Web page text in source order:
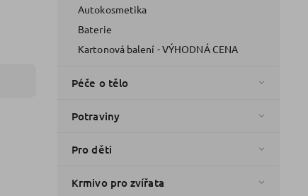
Autokosmetika
Baterie
Kartonová balení - VÝHODNÁ CENA
Péče o tělo
Potraviny
Pro děti
Krmivo pro zvířata